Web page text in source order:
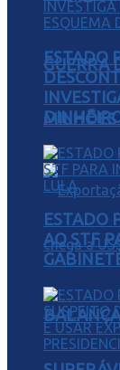
GUERRA
MILHÕES
ESTADO
ESTADO
AO STF